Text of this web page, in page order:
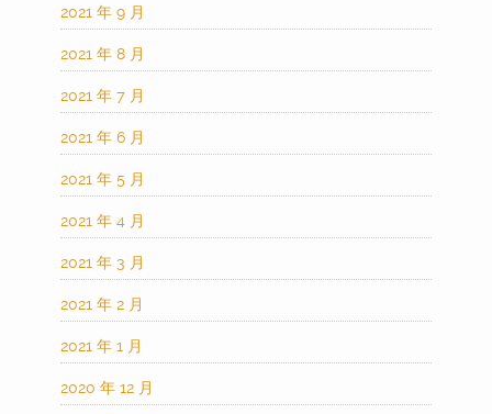
2021 年 9 月
2021 年 8 月
2021 年 7 月
2021 年 6 月
2021 年 5 月
2021 年 4 月
2021 年 3 月
2021 年 2 月
2021 年 1 月
2020 年 12 月